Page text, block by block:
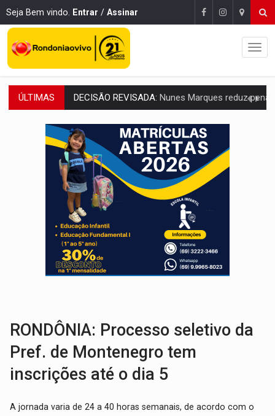
Seja Bem vindo. Entrar / Assinar
ÚLTIMAS CONEXÃO RONDONIAOVIVO:Museólogo Antônio Ocampo lança livro
ELEIÇÕES 2026:Patrimônio de candidata a deputada federal do PL salta R$ 1
VÍDEO:Quadrilha é flagrada com cerca de 200 porções
BAIRRO TEIXEIRÃO:MPF cobra regularização fundiária da
SUCESSO NA ABERTURA:2ª Feira Rondônia Empreendedora segue no Espaço
REESTRUTURAÇÃO: Secretário da Seinfra de Porto Velho pede
SAÚDE INDÍGENA: Pirahã terão consultas e exames especializados durante
ECONOMIA: Dia dos pais deve movimentar R$ 8,5 bilhões e RO
RONDÔNIA: Processo seletivo da
Pref. de Montenegro tem
inscrições até o dia 5
A jornada varia de 24 a 40 horas semanais, de acordo com o